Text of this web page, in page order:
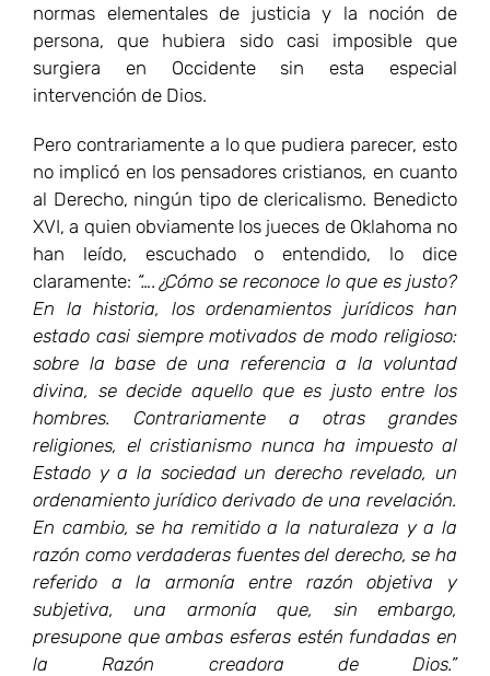
normas elementales de justicia y la noción de
persona, que hubiera sido casi imposible que
surgiera en Occidente sin esta especial
intervención de Dios.
Pero contrariamente a lo que pudiera parecer, esto
no implicó en los pensadores cristianos, en cuanto
al Derecho, ningún tipo de clericalismo. Benedicto
XVI, a quien obviamente los jueces de Oklahoma no
han leído, escuchado o entendido, lo dice
claramente: “….¿Cómo se reconoce lo que es justo?
En la historia, los ordenamientos jurídicos han
estado casi siempre motivados de modo religioso:
sobre la base de una referencia a la voluntad
divina, se decide aquello que es justo entre los
hombres. Contrariamente a otras grandes
religiones, el cristianismo nunca ha impuesto al
Estado y a la sociedad un derecho revelado, un
ordenamiento jurídico derivado de una revelación.
En cambio, se ha remitido a la naturaleza y a la
razón como verdaderas fuentes del derecho, se ha
referido a la armonía entre razón objetiva y
subjetiva, una armonía que, sin embargo,
presupone que ambas esferas estén fundadas en
la Razón creadora de Dios.”